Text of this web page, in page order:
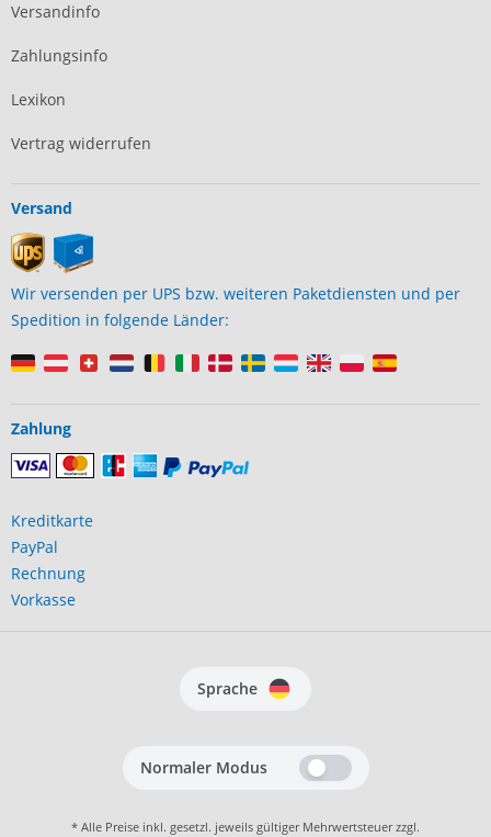
Versandinfo
Zahlungsinfo
Lexikon
Vertrag widerrufen
Versand
Wir versenden per UPS bzw. weiteren Paketdiensten und per
Spedition in folgende Länder:
Zahlung
Kreditkarte
PayPal
Rechnung
Vorkasse
Sprache
Normaler Modus
* Alle Preise inkl. gesetzl. jeweils gültiger Mehrwertsteuer zzgl.